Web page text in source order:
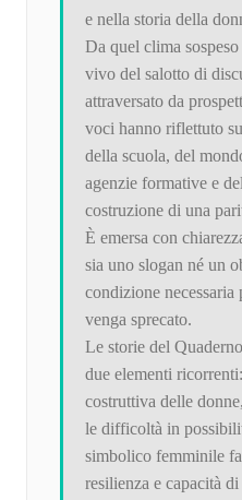
e nella storia della
Da quel clima
vivo del salotto di
attraversato da
voci hanno riflettuto
della scuola, del
agenzie formative e
costruzione di una
È emersa con
sia uno slogan né un
condizione necessaria
venga sprecato.
Le storie del
due elementi
costruttiva delle
le difficoltà in
simbolico femminile
resilienza e capacità